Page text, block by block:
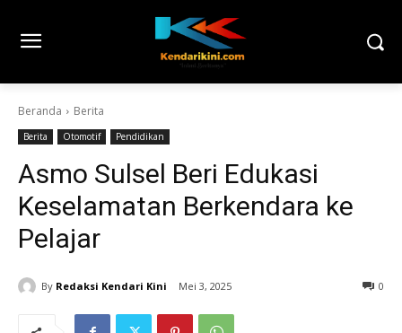
Beranda Berita
Berita Otomotif Pendidikan
Asmo Sulsel Beri Edukasi
Keselamatan Berkendara ke
Pelajar
By Redaksi Kendari Kini Mei 3, 2025 0